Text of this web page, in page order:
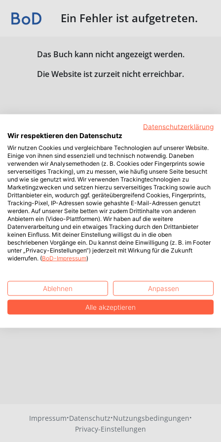
Ein Fehler ist aufgetreten.
Das Buch kann nicht angezeigt werden.
Die Website ist zurzeit nicht erreichbar.
Impressum·Datenschutz·Nutzungsbedingungen·
Privacy-Einstellungen
Datenschutzerklärung
Wir respektieren den Datenschutz
Wir nutzen Cookies und vergleichbare Technologien auf unserer Website.
Einige von ihnen sind essenziell und technisch notwendig. Daneben
verwenden wir Analysemethoden (z. B. Cookies oder Fingerprints sowie
serverseitiges Tracking), um zu messen, wie häufig unsere Seite besucht
und wie sie genutzt wird. Wir verwenden Trackingtechnologien zu
Marketingzwecken und setzen hierzu serverseitiges Tracking sowie auch
Drittanbieter ein, wodurch ggf. geräteübergreifend Cookies, Fingerprints,
Tracking-Pixel, IP-Adressen sowie gehashte E-Mail-Adressen genutzt
werden. Auf unserer Seite betten wir zudem Drittinhalte von anderen
Anbietern ein (Video-Plattformen). Wir haben auf die weitere
Datenverarbeitung und ein etwaiges Tracking durch den Drittanbieter
keinen Einfluss. Mit deiner Einstellung willigst du in die oben
beschriebenen Vorgänge ein. Du kannst deine Einwilligung (z. B. im Footer
unter „Privacy-Einstellungen“) jederzeit mit Wirkung für die Zukunft
widerrufen. (BoD-Impressum)
Ablehnen Anpassen
Alle akzeptieren